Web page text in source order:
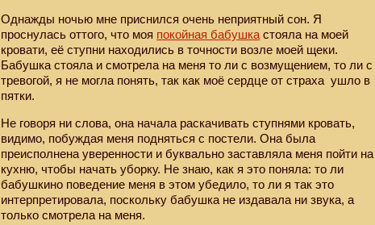
Однажды ночью мне приснился очень неприятный сон. Я
проснулась оттого, что моя покойная бабушкастояла на моей
кровати, её ступни находились в точности возле моей щеки.
Бабушка стояла и смотрела на меня то ли с возмущением, то ли с
тревогой, я не могла понять, так как моё сердце от страха ушло в
пятки.
Не говоря ни слова, она начала раскачивать ступнями кровать,
видимо, побуждая меня подняться с постели. Она была
преисполнена уверенности и буквально заставляла меня пойти на
кухню, чтобы начать уборку. Не знаю, как я это поняла: то ли
бабушкино поведение меня в этом убедило, то ли я так это
интерпретировала, поскольку бабушка не издавала ни звука, а
только смотрела на меня.